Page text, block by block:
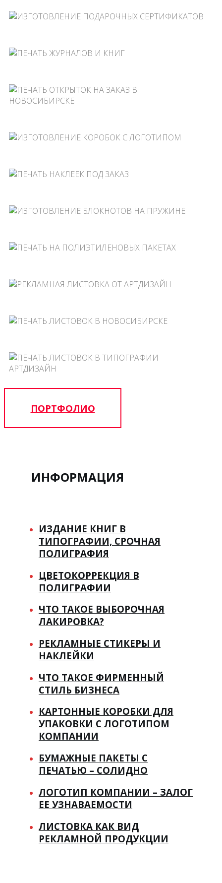
ПОРТФОЛИО
ИНФОРМАЦИЯ
ИЗДАНИЕ КНИГ В
ТИПОГРАФИИ, СРОЧНАЯ
ПОЛИГРАФИЯ
ЦВЕТОКОРРЕКЦИЯ В
ПОЛИГРАФИИ
ЧТО ТАКОЕ ВЫБОРОЧНАЯ
ЛАКИРОВКА?
РЕКЛАМНЫЕ СТИКЕРЫ И
НАКЛЕЙКИ
ЧТО ТАКОЕ ФИРМЕННЫЙ
СТИЛЬ БИЗНЕСА
КАРТОННЫЕ КОРОБКИ ДЛЯ
УПАКОВКИ С ЛОГОТИПОМ
КОМПАНИИ
БУМАЖНЫЕ ПАКЕТЫ С
ПЕЧАТЬЮ – СОЛИДНО
ЛОГОТИП КОМПАНИИ – ЗАЛОГ
ЕЕ УЗНАВАЕМОСТИ
ЛИСТОВКА КАК ВИД
РЕКЛАМНОЙ ПРОДУКЦИИ